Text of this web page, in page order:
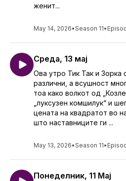
женит...
May 14, 2026•Season 11•
Среда, 13 мај
Ова утро Тик Так и Зорка
различни, а всушност
тоа како волкот од
„луксузен комшилук“ и
цената на квадратот во
што наставниците ги ...
May 13, 2026•Season 11•
Понеделник, 11 Мај